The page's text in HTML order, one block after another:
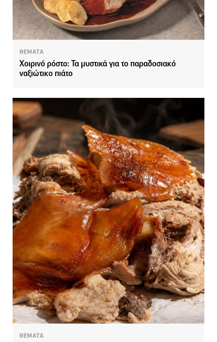
ΘΕΜΑΤΑ
Χοιρινό ρόστο: Τα μυστικά για το παραδοσιακό
ναξιώτικο πιάτο
ΘΕΜΑΤΑ